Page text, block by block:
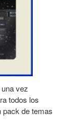
vez
todos los
pack de temas